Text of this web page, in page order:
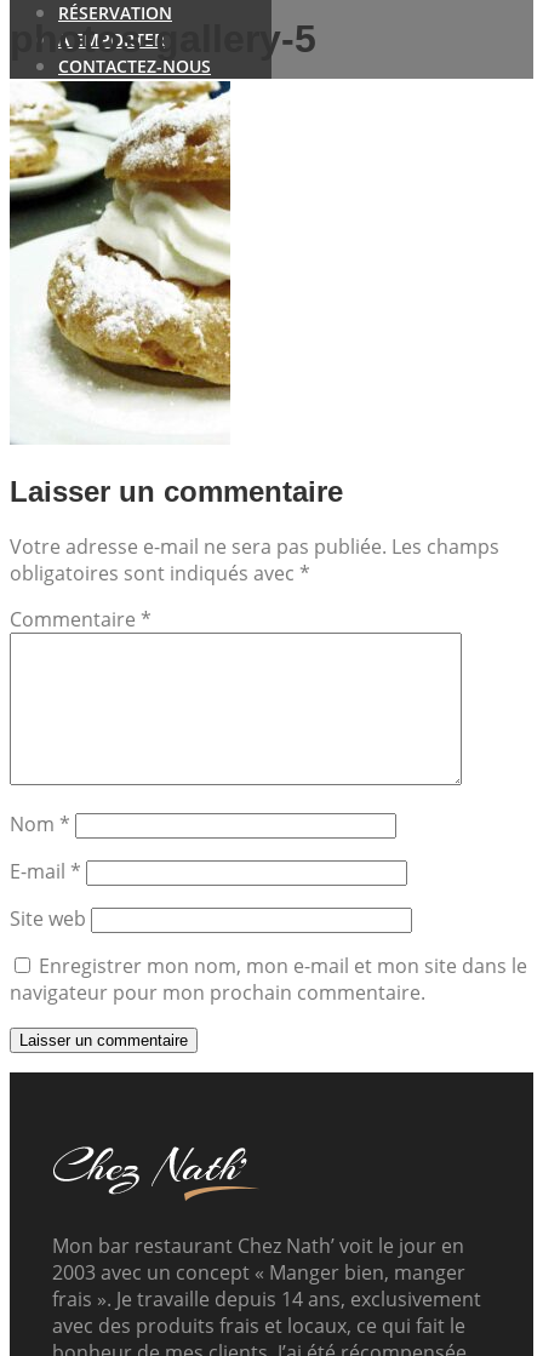
RÉSERVATION
A EMPORTER
CONTACTEZ-NOUS
photos-gallery-5
Laisser un commentaire
Votre adresse e-mail ne sera pas publiée. Les champs
obligatoires sont indiqués avec *
Commentaire *
Nom *
E-mail *
Site web
Enregistrer mon nom, mon e-mail et mon site dans le
navigateur pour mon prochain commentaire.
Mon bar restaurant Chez Nath’ voit le jour en
2003 avec un concept « Manger bien, manger
frais ». Je travaille depuis 14 ans, exclusivement
avec des produits frais et locaux, ce qui fait le